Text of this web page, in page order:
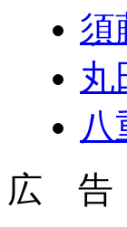
須
丸
八
広 告